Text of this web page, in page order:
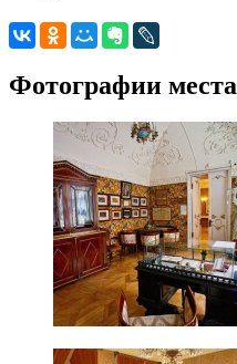
Фотографии места